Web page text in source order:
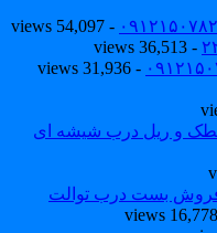
- 54,097 views
- 36,513 views
- 31,936 views
و ریل درب شیشه ای
بست درب توالت